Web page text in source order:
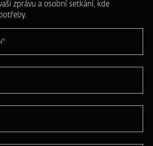
zprávu a osobní setkání, kde